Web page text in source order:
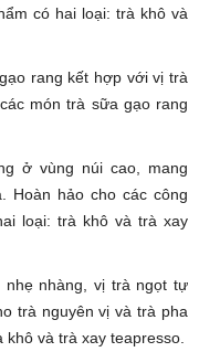
có hai loại: trà khô và
rang kết hợp với vị trà
món trà sữa gạo rang
ở vùng núi cao, mang
Hoàn hảo cho các công
loại: trà khô và trà xay
nhẹ nhàng, vị trà ngọt tự
trà nguyên vị và trà pha
và trà xay teapresso.